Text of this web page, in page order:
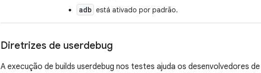
adb está ativado por padrão.
Diretrizes de userdebug
A execução de builds userdebug nos testes ajuda os desenvolvedores